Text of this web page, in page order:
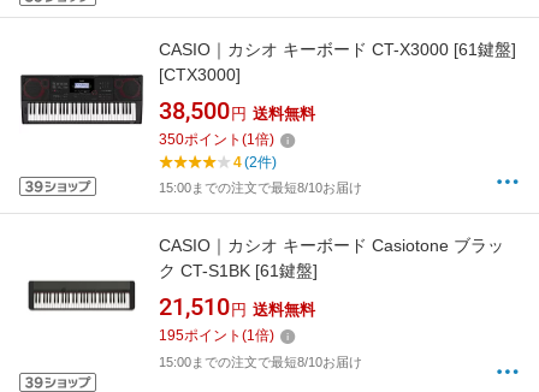
CASIO｜カシオ キーボード CT-X3000 [61鍵盤]
[CTX3000]
38,500 円 送料無料
350ポイント (1倍)
4(2件)
15:00までの注文で最短8/10お届け
CASIO｜カシオ キーボード Casiotone ブラッ
ク CT-S1BK [61鍵盤]
21,510 円 送料無料
195ポイント (1倍)
15:00までの注文で最短8/10お届け